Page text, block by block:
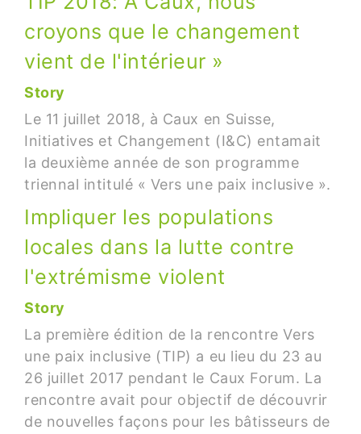
croyons que le changement
vient de l'intérieur »
Story
Le 11 juillet 2018, à Caux en Suisse,
Initiatives et Changement (I&C) entamait
la deuxième année de son programme
triennal intitulé « Vers une paix inclusive ».
Impliquer les populations
locales dans la lutte contre
l'extrémisme violent
Story
La première édition de la rencontre Vers
une paix inclusive (TIP) a eu lieu du 23 au
26 juillet 2017 pendant le Caux Forum. La
rencontre avait pour objectif de découvrir
de nouvelles façons pour les bâtisseurs de